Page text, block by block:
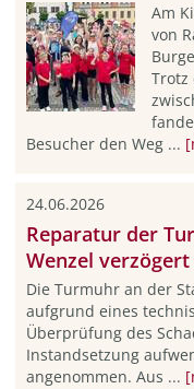
Am
von
Trotz
Besucher den Weg ...
24.06.2026
Reparatur der
Wenzel verzögert
Die Turmuhr an der
aufgrund eines
Überprüfung des
Instandsetzung
angenommen. Aus ...